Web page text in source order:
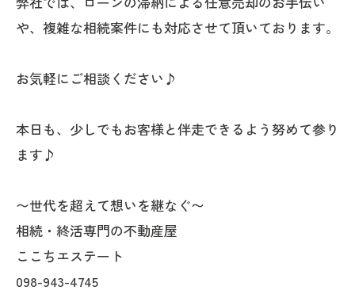
や、複雑な相続案件にも対応させて頂いております。
お気軽にご相談ください♪
本日も、少しでもお客様と伴走できるよう努めて参り
ます♪
〜世代を超えて想いを継なぐ〜
相続・終活専門の不動産屋
ここちエステート
098-943-4745